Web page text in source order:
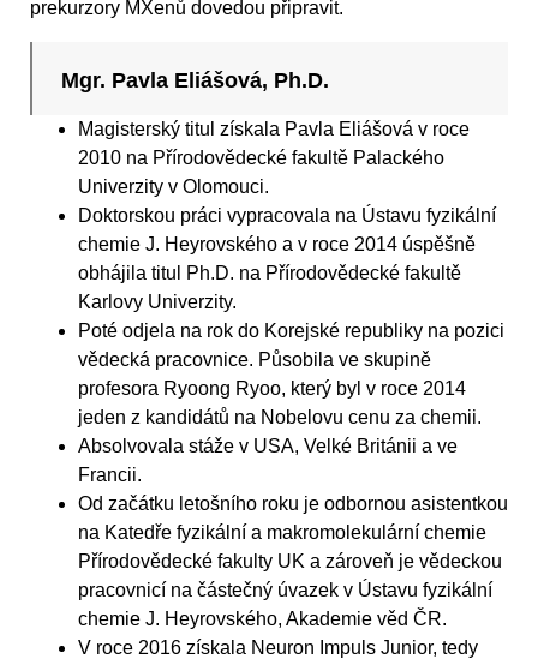
prekurzory MXenů dovedou připravit.
Mgr. Pavla Eliášová, Ph.D.
Magisterský titul získala Pavla Eliášová v roce
2010 na Přírodovědecké fakultě Palackého
Univerzity v Olomouci.
Doktorskou práci vypracovala na Ústavu fyzikální
chemie J. Heyrovského a v roce 2014 úspěšně
obhájila titul Ph.D. na Přírodovědecké fakultě
Karlovy Univerzity.
Poté odjela na rok do Korejské republiky na pozici
vědecká pracovnice. Působila ve skupině
profesora Ryoong Ryoo, který byl v roce 2014
jeden z kandidátů na Nobelovu cenu za chemii.
Absolvovala stáže v USA, Velké Británii a ve
Francii.
Od začátku letošního roku je odbornou asistentkou
na Katedře fyzikální a makromolekulární chemie
Přírodovědecké fakulty UK a zároveň je vědeckou
pracovnicí na částečný úvazek v Ústavu fyzikální
chemie J. Heyrovského, Akademie věd ČR.
V roce 2016 získala Neuron Impuls Junior, tedy